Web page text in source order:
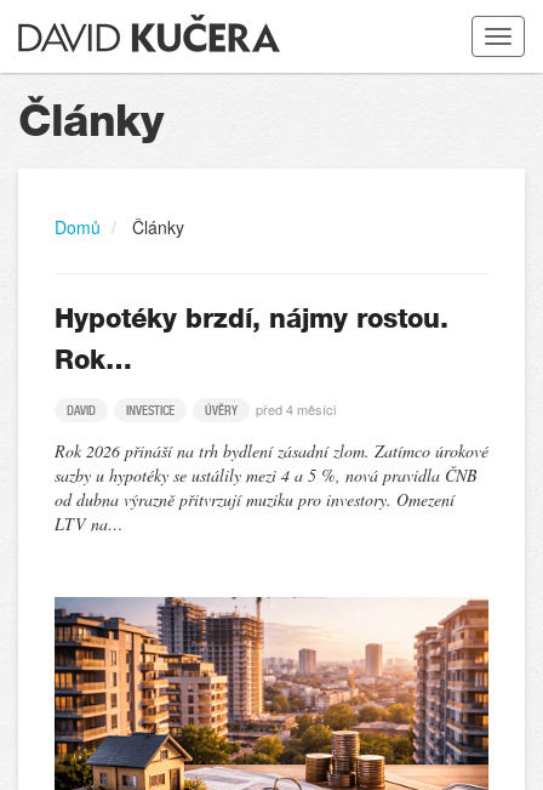
Toggle
Články
Domů Články
Hypotéky brzdí, nájmy rostou.
Rok…
DAVID INVESTICE ÚVĚRY před 4 měsíci
Rok 2026 přináší na trh bydlení zásadní zlom. Zatímco úrokové
sazby u hypotéky se ustálily mezi 4 a 5 %, nová pravidla ČNB
od dubna výrazně přitvrzují muziku pro investory. Omezení
LTV na…